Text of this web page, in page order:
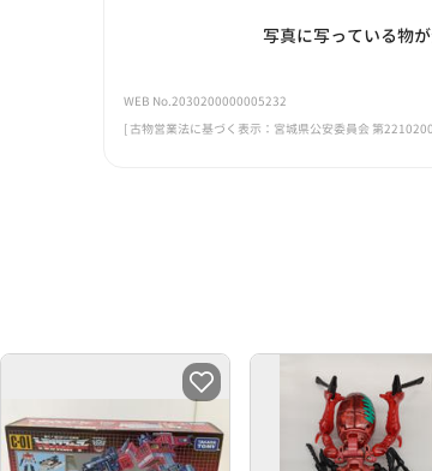
写真に写っている物
WEB No.2030200000005232
[ 古物営業法に基づく表示：宮城県公安委員会 第